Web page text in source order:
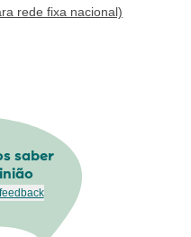
rede fixa nacional)
saber